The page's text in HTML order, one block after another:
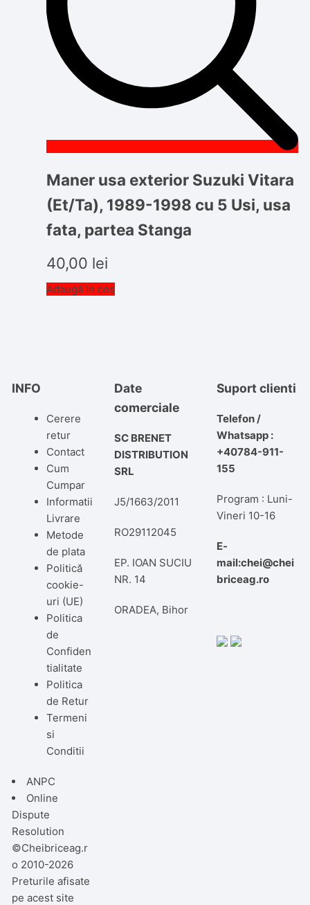
Maner usa exterior Suzuki Vitara
(Et/Ta), 1989-1998 cu 5 Usi, usa
fata, partea Stanga
40,00 lei
Adaugă în coș
INFO
Cerere
retur
Contact
Cum
Cumpar
Informatii
Livrare
Metode
de plata
Politică
cookie-
uri (UE)
Politica
de
Confiden
tialitate
Politica
de Retur
Termeni
si
Conditii
ANPC
Online
Dispute
Resolution
Date
comerciale
SC BRENET
DISTRIBUTION
SRL
J5/1663/2011
RO29112045
EP. IOAN SUCIU
NR. 14
ORADEA, Bihor
Suport clienti
Telefon /
Whatsapp :
+40784-911-
155
Program : Luni-
Vineri 10-16
E-
mail:chei@chei
briceag.ro
©Cheibriceag.r
o 2010-2026
Preturile afisate
pe acest site